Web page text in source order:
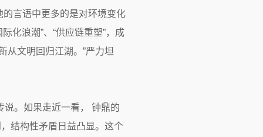
的言语中更多的是对环境变化
化浪潮”、“供应链重塑”，成
从文明回归江湖。”严力坦
。如果走近一看， 钟鼎的
结构性矛盾日益凸显。这个